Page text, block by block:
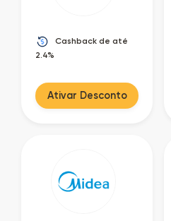
Cashback de até
2.4%
Ativar Desconto